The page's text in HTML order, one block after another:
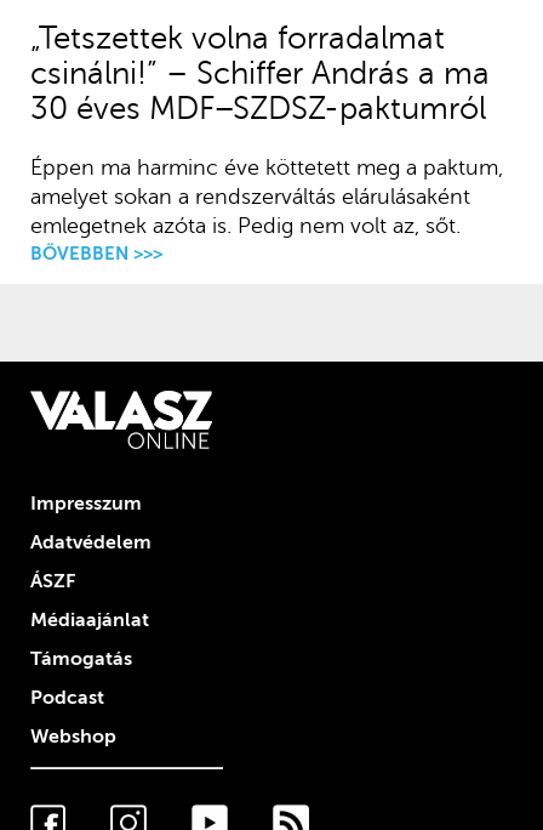
„Tetszettek volna forradalmat
csinálni!” – Schiffer András a ma
30 éves MDF–SZDSZ-paktumról
Éppen ma harminc éve köttetett meg a paktum,
amelyet sokan a rendszerváltás elárulásaként
emlegetnek azóta is. Pedig nem volt az, sőt.
BŐVEBBEN >>>
Impresszum
Adatvédelem
ÁSZF
Médiaajánlat
Támogatás
Podcast
Webshop